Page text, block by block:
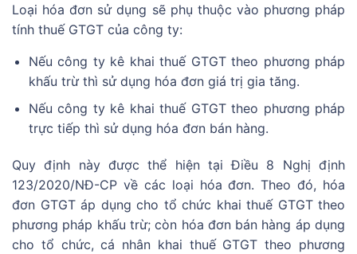
Loại hóa đơn sử dụng sẽ phụ thuộc vào phương pháp
tính thuế GTGT của công ty:
Nếu công ty kê khai thuế GTGT theo phương pháp
khấu trừ thì sử dụng hóa đơn giá trị gia tăng.
Nếu công ty kê khai thuế GTGT theo phương pháp
trực tiếp thì sử dụng hóa đơn bán hàng.
Quy định này được thể hiện tại Điều 8 Nghị định
123/2020/NĐ-CP về các loại hóa đơn. Theo đó, hóa
đơn GTGT áp dụng cho tổ chức khai thuế GTGT theo
phương pháp khấu trừ; còn hóa đơn bán hàng áp dụng
cho tổ chức, cá nhân khai thuế GTGT theo phương